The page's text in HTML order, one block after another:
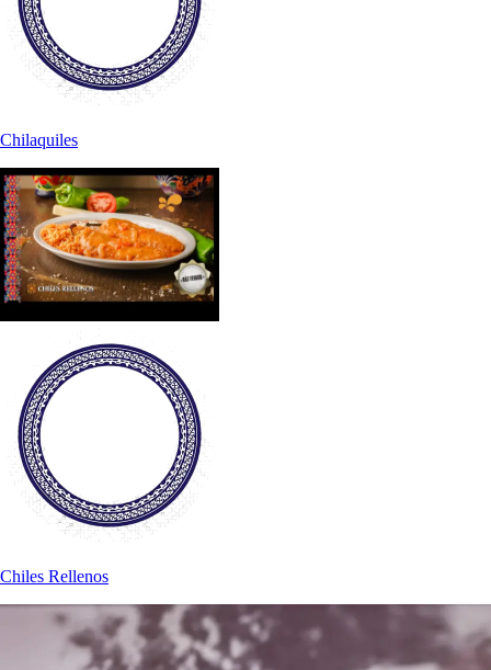
Chilaquiles
Chiles Rellenos